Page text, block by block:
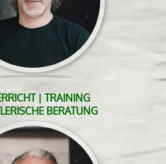
| TRAINING
BERATUNG